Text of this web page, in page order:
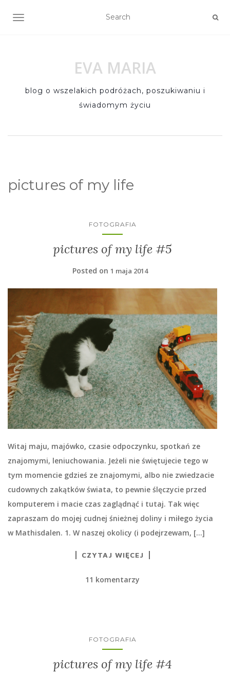
TOGGLE NAVIGATION
EVA MARIA
blog o wszelakich podróżach, poszukiwaniu i
świadomym życiu
pictures of my life
FOTOGRAFIA
pictures of my life #5
Posted on 1 maja 2014
Witaj maju, majówko, czasie odpoczynku, spotkań ze
znajomymi, leniuchowania. Jeżeli nie świętujecie tego w
tym momencie gdzieś ze znajomymi, albo nie zwiedzacie
cudownych zakątków świata, to pewnie ślęczycie przed
komputerem i macie czas zaglądnąć i tutaj. Tak więc
zapraszam do mojej cudnej śnieżnej doliny i miłego życia
w Mathisdalen. 1. W naszej okolicy (i podejrzewam, […]
CZYTAJ WIĘCEJ
11 komentarzy
FOTOGRAFIA
pictures of my life #4